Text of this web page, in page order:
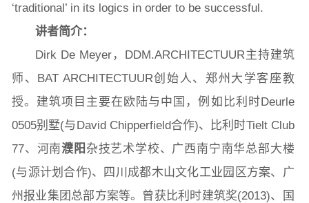
‘traditional’ in its logics in order to be successful.
讲者简介：
Dirk De Meyer，DDM.ARCHITECTUUR主持建筑
师、BAT ARCHITECTUUR创始人、郑州大学客座教
授。建筑项目主要在欧陆与中国，例如比利时Deurle
0505别墅(与David Chipperfield合作)、比利时Tielt Club
77、河南濮阳 杂技艺术学校、广西南宁南华总部大楼
(与源计划合作)、四川成都木山文化工业园区方案、广
州报业集团总部方案等。曾获比利时建筑奖(2013)、国